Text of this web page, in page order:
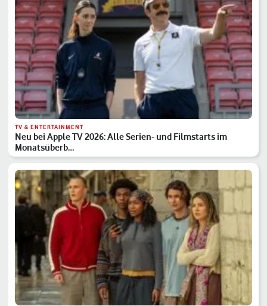
TV & ENTERTAINMENT
Neu bei Apple TV 2026: Alle Serien- und Filmstarts im
Monatsüberb…